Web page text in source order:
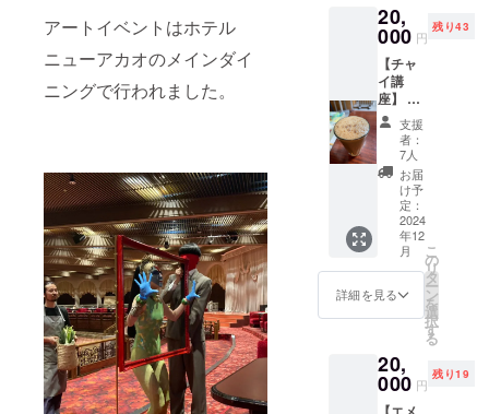
アートイベントはホテル
ニューアカオのメインダイ
ニングで行われました。
が、今
回初め
て講座
として
公開し
ようと
思いま
す。 料
理と振
動、無
意識、
男性性
と女性
性、オ
ススメ
の本な
ど。 ※
や自己
啓発系
の内容
なりま
す。最
近流行
りの2色
のフワ
パラタ
イプで
はな
く、ま
だ日本
ではあ
まり紹
介され
てない1
色の
ぎっし
りした
最高の
アロマ
と旨味
20,
000 円
残り43
【チャ
イ講
座】 一
度受け
れば専
門店よ
り美味
しい味
が作れ
てもう
一生
チャイ
作りに
は困ら
なくな
る講
サラ
チャイ
の作り
支援
者：
7人
お届
け予
定：
2024
年12
月
詳細を見る
こ
の
リ
タ
ー
ン
を
選
択
す
る
20,
000 円
残り19